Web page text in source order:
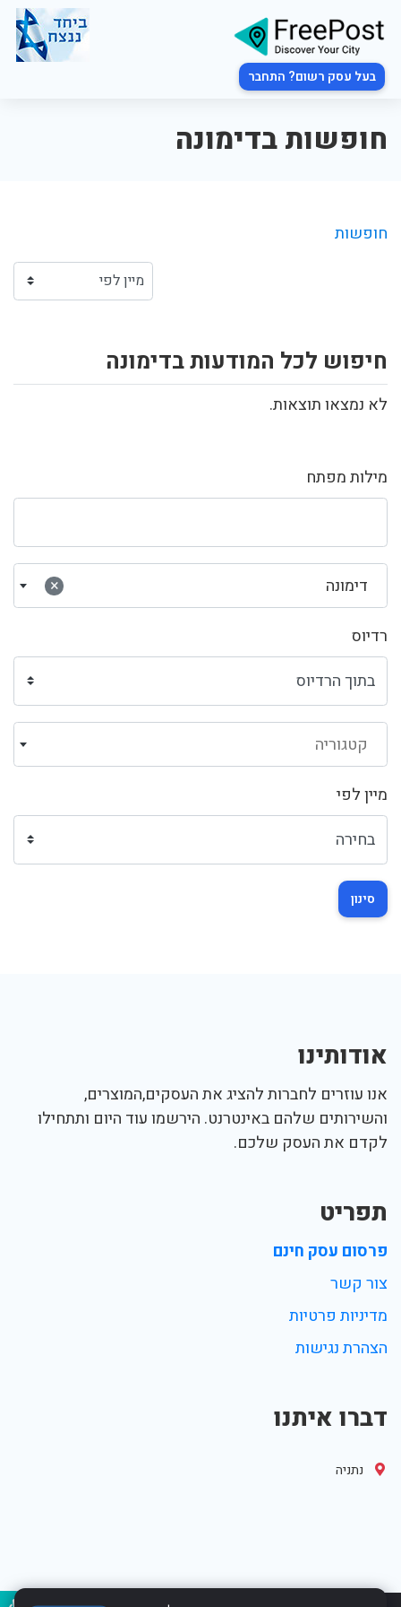
בעל עסק רשום? התחבר
חופשות בדימונה
מילות מפתח
× דימונה
רדיוס
קטגוריה
מיין לפי
סינון
חופשות
חיפוש לכל המודעות בדימונה
לא נמצאו תוצאות.
אודותינו
אנו עוזרים לחברות להציג את העסקים,המוצרים,
והשירותים שלהם באינטרנט. הירשמו עוד היום ותתחילו
לקדם את העסק שלכם.
תפריט
פרסום עסק חינם
צור קשר
מדיניות פרטיות
הצהרת נגישות
דברו איתנו
נתניה